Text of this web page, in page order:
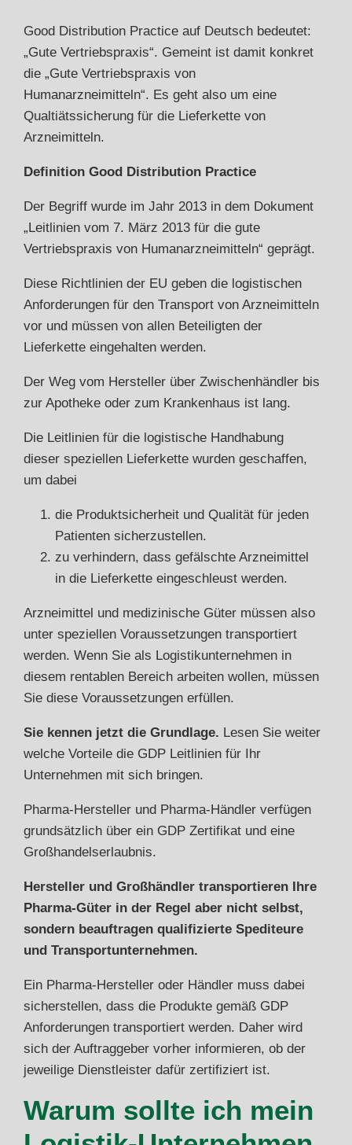
Good Distribution Practice auf Deutsch bedeutet:
„Gute Vertriebspraxis“. Gemeint ist damit konkret
die „Gute Vertriebspraxis von
Humanarzneimitteln“. Es geht also um eine
Qualtiätssicherung für die Lieferkette von
Arzneimitteln.
Definition Good Distribution Practice
Der Begriff wurde im Jahr 2013 in dem Dokument
„Leitlinien vom 7. März 2013 für die gute
Vertriebspraxis von Humanarzneimitteln“ geprägt.
Diese Richtlinien der EU geben die logistischen
Anforderungen für den Transport von Arzneimitteln
vor und müssen von allen Beteiligten der
Lieferkette eingehalten werden.
Der Weg vom Hersteller über Zwischenhändler bis
zur Apotheke oder zum Krankenhaus ist lang.
Die Leitlinien für die logistische Handhabung
dieser speziellen Lieferkette wurden geschaffen,
um dabei
die Produktsicherheit und Qualität für jeden
Patienten sicherzustellen.
zu verhindern, dass gefälschte Arzneimittel
in die Lieferkette eingeschleust werden.
Arzneimittel und medizinische Güter müssen also
unter speziellen Voraussetzungen transportiert
werden. Wenn Sie als Logistikunternehmen in
diesem rentablen Bereich arbeiten wollen, müssen
Sie diese Voraussetzungen erfüllen.
Sie kennen jetzt die Grundlage. Lesen Sie weiter
welche Vorteile die GDP Leitlinien für Ihr
Unternehmen mit sich bringen.
Pharma-Hersteller und Pharma-Händler verfügen
grundsätzlich über ein GDP Zertifikat und eine
Großhandelserlaubnis.
Hersteller und Großhändler transportieren Ihre
Pharma-Güter in der Regel aber nicht selbst,
sondern beauftragen qualifizierte Spediteure
und Transportunternehmen.
Ein Pharma-Hersteller oder Händler muss dabei
sicherstellen, dass die Produkte gemäß GDP
Anforderungen transportiert werden. Daher wird
sich der Auftraggeber vorher informieren, ob der
jeweilige Dienstleister dafür zertifiziert ist.
Warum sollte ich mein